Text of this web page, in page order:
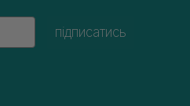
підписатись